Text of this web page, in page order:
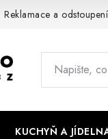
Reklamace a
KUCHYŇ A